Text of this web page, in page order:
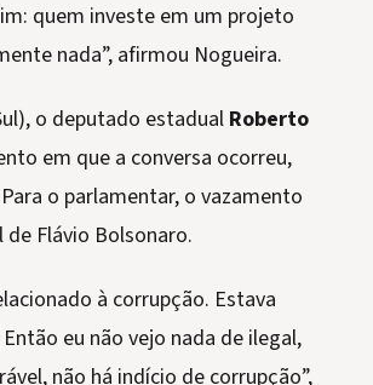
quem investe em um projeto
nada”, afirmou Nogueira.
o deputado estadual Roberto
em que a conversa ocorreu,
o parlamentar, o vazamento
Flávio Bolsonaro.
à corrupção. Estava
eu não vejo nada de ilegal,
não há indício de corrupção”,